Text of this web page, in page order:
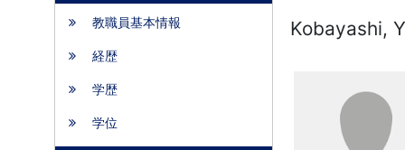
教職員基本情報
経歴
学歴
学位
Kobayashi,